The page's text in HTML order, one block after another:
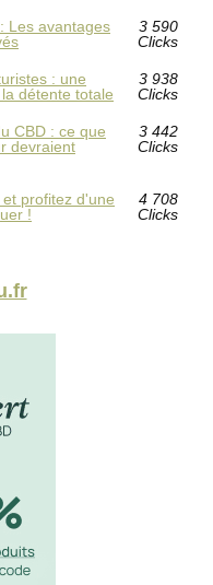
Les avantages
3 590
Clicks
: une
détente totale
3 938
Clicks
CBD : ce que
devraient
3 442
Clicks
profitez d'une
!
4 708
Clicks